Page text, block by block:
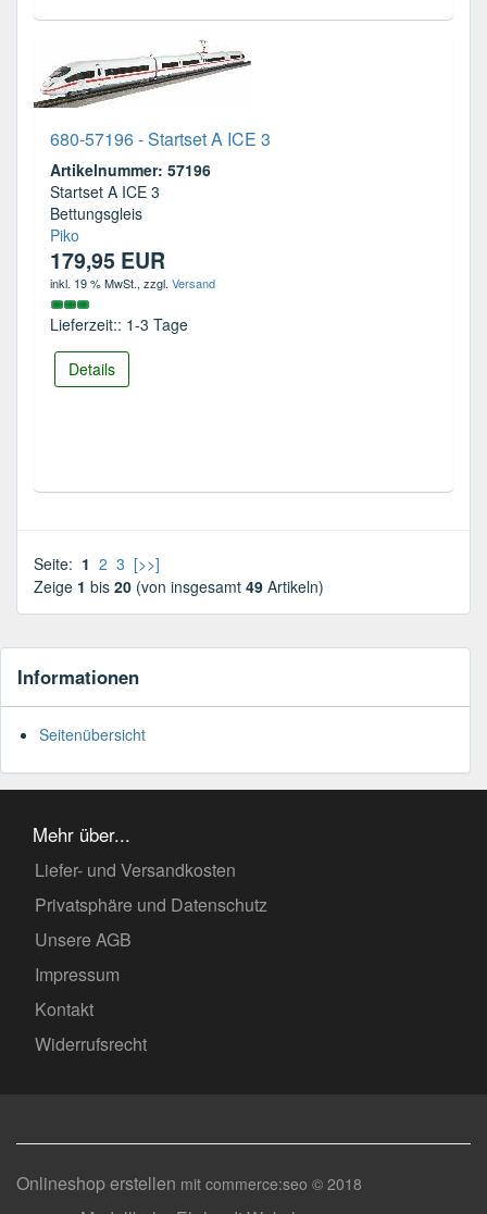
680-57196 - Startset A ICE 3
Artikelnummer: 57196
Startset A ICE 3
Bettungsgleis
Piko
179,95 EUR
inkl. 19 % MwSt., zzgl. Versand
Lieferzeit:: 1-3 Tage
Details
Seite: 1 2 3 [>>]
Zeige 1 bis 20 (von insgesamt 49 Artikeln)
Informationen
Seitenübersicht
Mehr über...
Liefer- und Versandkosten
Privatsphäre und Datenschutz
Unsere AGB
Impressum
Kontakt
Widerrufsrecht
Onlineshop erstellen mit commerce:seo © 2018